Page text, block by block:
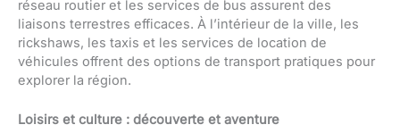
réseau routier et les services de bus assurent des
liaisons terrestres efficaces. À l’intérieur de la ville, les
rickshaws, les taxis et les services de location de
véhicules offrent des options de transport pratiques pour
explorer la région.
Loisirs et culture : découverte et aventure